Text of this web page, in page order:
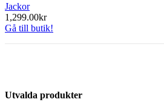
Jackor
1,299.00kr
Gå till butik!
Utvalda produkter